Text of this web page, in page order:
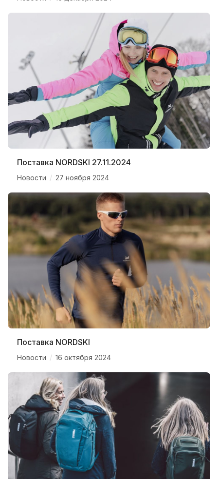
Поставка NORDSKI 27.11.2024
Новости / 27 ноября 2024
Поставка NORDSKI
Новости / 16 октября 2024